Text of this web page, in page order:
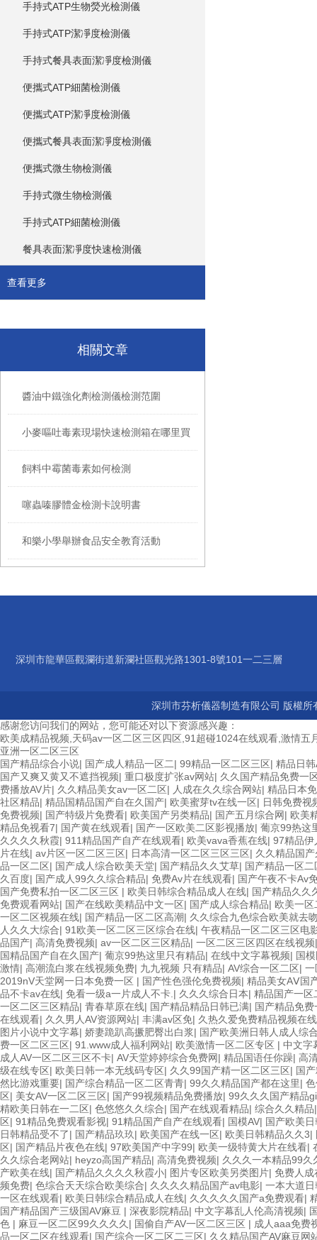
手持式ATP生物熒光檢測儀
手持式ATP潔凈度檢測儀
手持式餐具表面潔凈度檢測儀
便攜式ATP細菌檢測儀
便攜式ATP潔凈度檢測儀
便攜式餐具表面潔凈度檢測儀
便攜式微生物檢測儀
手持式微生物檢測儀
手持式ATP細菌檢測儀
餐具表面潔凈度快速檢測儀
查看更多
相關文章
醬油中鐵強化劑檢測儀檢測范圍
小麥嘔吐毒素現場快速檢測箱在哪里買
飼料中霉菌毒素如何檢測
噻蟲嗪膠體金檢測卡說明書
和樂小學舉辦食品安全教育活動
深圳市龍華區觀瀾街道新瀾社區觀光路1301-8號101一二三層
深圳市芬析儀器制造有限公司 版權
感谢您访问我们的网站，您可能还对以下资源感兴趣：
欧美成精品视频,天码av一区二区三区四区,91超碰1024在线观看,激情
亚洲一区二区三区
国产精品综合小说| 国产成人精品一区二| 99精品一区二区三区| 精品日
国产又爽又黄又不遮挡视频| 重口极度扩张av网站| 久久国产精品免费一
费播放AV片| 久久精品美女av一区二区| 人成在久久综合网站| 精品日本
社区精品| 精品国精品国产自在久国产| 欧美蜜芽tv在线一区| 日韩免费视
免费视频| 国产特级片免费看| 欧美国产另类精品| 国产五月综合网| 欧美
精品免视看7| 国产黄在线观看| 国产一区欧美二区影视播放| 葡京99热这
久久久久秋霞| 911精品国产自产在线观看| 欧美vava香蕉在线| 97精品伊
片在线| av片区一区二区三区| 日本高清一区二区三区三区| 久久精品国
品一区二区| 国产成人综合欧美天堂| 国产精品久久艾草| 国产精品一区
久百度| 国产成人99久久综合精品| 免费Av片在线观看| 国产午夜不卡Av
国产免费私拍一区二区三区 | 欧美日韩综合精品成人在线| 国产精品久久
免费观看网站| 国产在线欧美精品中文一区| 国产成人综合精品| 欧美一
一区二区视频在线| 国产精品一区二区高潮| 久久综合九色综合欧美就去
人久久大综合| 91欧美一区二区三区综合在线| 午夜精品一区二区三区电
品国产| 高清免费视频| av一区二区三区精品| 一区二区三区四区在线视频
国精品国产自在久国产| 葡京99热这里只有精品| 在线中文字幕视频| 国
激情| 高潮流白浆在线视频免费| 九九视频 只有精品| AV综合一区二区| 一
2019nV天堂网一日本免费一区 | 国产性色强伦免费视频| 精品美女AⅤ国
品不卡av在线| 免看一级a一片成人不卡. | 久久久综合日本| 精品国产一区
一区二区三区精品| 青春草原在线| 国产精品精品日韩已满| 国产精品免
在线观看| 久久男人AV资源网站| 丰满av区免| 久热久爱免费精品视频在线
图片小说中文字幕| 娇妻跪趴高撅肥臀出白浆| 国产欧美洲日韩人成人综
费一区二区三区| 91.www成人福利网站| 欧美激情一区二区专区 | 中文字
成人AV一区二区三区不卡| AV天堂婷婷综合免费网| 精品国语任你躁| 高
级在线专区| 欧美日韩一本无线码专区| 久久99国产精一区二区三区| 国
然比游戏重要| 国产综合精品一区二区青青| 99久久精品国产都在这里|
区| 美女AV一区二区三区| 国产99视频精品免费播放| 99久久久国产精品
精欧美日韩在一二区| 色悠悠久久综合| 国产在线观看精品| 综合久久精品
区| 91精品免费观看影视| 91精品国产自产在线观看| 国模AV| 国产欧美
日韩精品受不了| 国产精品玖玖| 欧美国产在线一区| 欧美日韩精品久久3|
区| 国产精品片夜色在线| 97欧美国产中字99| 欧美一级特黄大片在线看|
久久综合老网站| heyzo高国产精品| 高清免费视频| 久久久一本精品99久
产欧美在线| 国产精品久久久久秋霞小| 图片专区欧美另类图片| 免费人成
频免费| 色综合天天综合欧美综合| 久久久久精品国产av电影| 一本大道
一区在线观看| 欧美日韩综合精品成人在线| 久久久久久国产a免费观看|
国产精品国产三级国AV麻豆 | 深夜影院精品| 中文字幕乱人伦高清视频|
色 | 麻豆一区二区99久久久久 | 国偷自产AV一区二区三区 | 成人aaa免费
品一区二区在线观看| 国产综合一区二区二三区| 久久精品国产AV麻豆网